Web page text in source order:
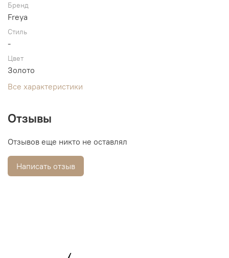
Бренд
Freya
Стиль
-
Цвет
Золото
Все характеристики
Отзывы
Отзывов еще никто не оставлял
Написать отзыв